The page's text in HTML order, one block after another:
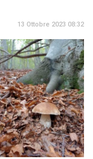
13 Ottobre 2023 08:32